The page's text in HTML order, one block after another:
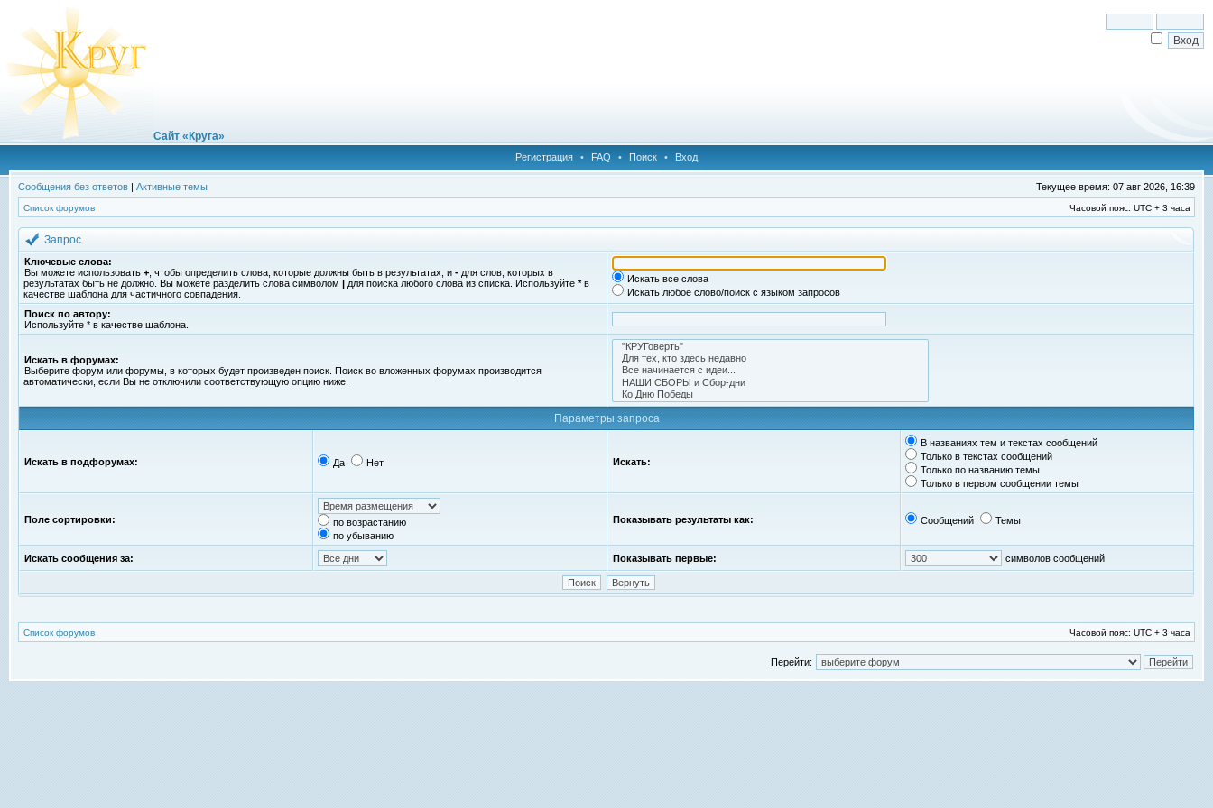
Сайт «Круга»
Регистрация • FAQ • Поиск • Вход
Сообщения без ответов | Активные темы Текущее время: 07 авг 2026, 16:39
Список форумов Часовой пояс: UTC + 3 часа
Запрос
Ключевые слова:
Вы можете использовать + , чтобы определить слова, которые должны быть в результатах, и - для слов, которых в
результатах быть не должно. Вы можете разделить слова символом | для поиска любого слова из списка. Используйте *в
качестве шаблона для частичного совпадения.
Искать все слова
Искать любое слово/поиск с языком запросов
Поиск по автору:
Используйте * в качестве шаблона.
Искать в форумах:
Выберите форум или форумы, в которых будет произведен поиск. Поиск во вложенных форумах производится
автоматически, если Вы не отключили соответствующую опцию ниже.
Параметры запроса
Искать в подфорумах: Да Нет Искать:
В названиях тем и текстах сообщений
Только в текстах сообщений
Только по названию темы
Только в первом сообщении темы
Поле сортировки:
по возрастанию
по убыванию
Показывать результаты как: Сообщений Темы
Искать сообщения за: Показывать первые: символов сообщений
Список форумов Часовой пояс: UTC + 3 часа
Перейти: